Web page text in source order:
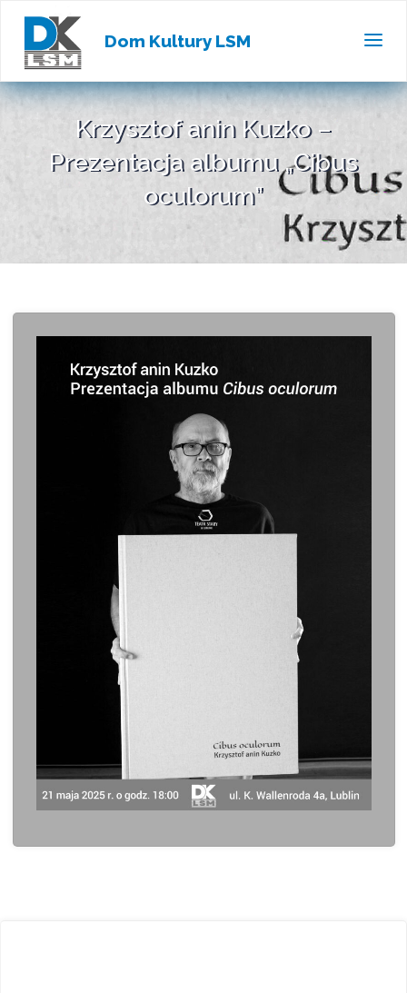
Dom Kultury LSM
Krzysztof anin Kuzko –
Prezentacja albumu „Cibus
oculorum”